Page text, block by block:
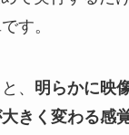
す。
、 明らかに映
きく変わる感